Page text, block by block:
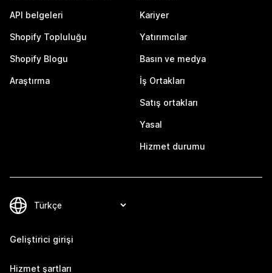
API belgeleri
Shopify Topluluğu
Shopify Blogu
Araştırma
Kariyer
Yatırımcılar
Basın ve medya
İş Ortakları
Satış ortakları
Yasal
Hizmet durumu
Geliştirici girişi
Hizmet şartları